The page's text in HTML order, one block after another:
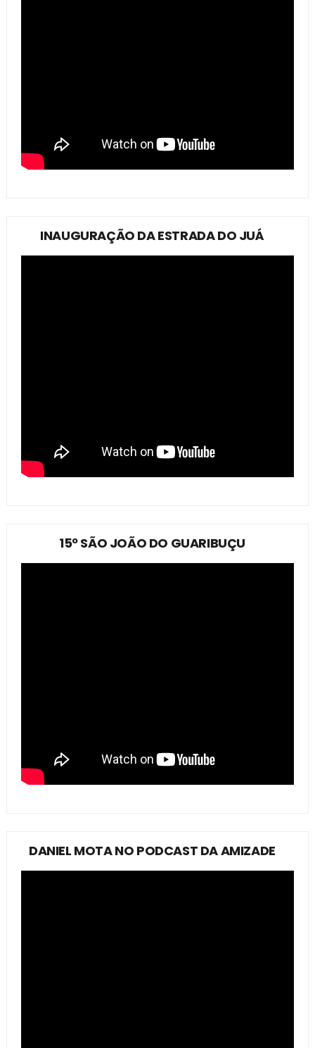
INAUGURAÇÃO DA ESTRADA DO JUÁ
15º SÃO JOÃO DO GUARIBUÇU
DANIEL MOTA NO PODCAST DA AMIZADE